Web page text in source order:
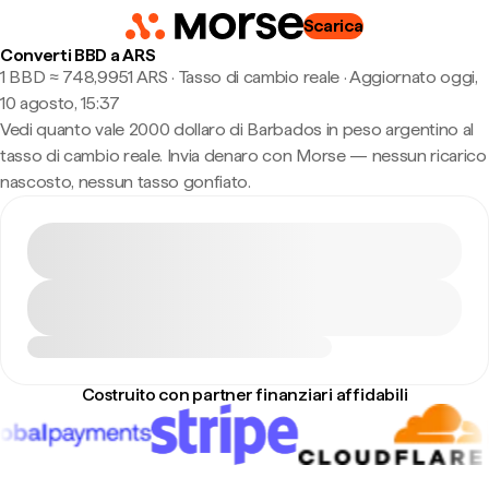
Scarica
Converti BBD a ARS
1 BBD ≈ 748,9951 ARS · Tasso di cambio reale·Aggiornato oggi,
10 agosto, 15:37
Vedi quanto vale 2000 dollaro di Barbados in peso argentino al
tasso di cambio reale. Invia denaro con Morse — nessun ricarico
nascosto, nessun tasso gonfiato.
Costruito con partner finanziari affidabili